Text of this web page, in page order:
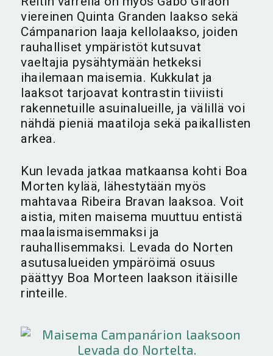
viereinen Quinta Granden laakso sekä
Cámpanarion laaja kellolaakso, joiden
rauhalliset ympäristöt kutsuvat
vaeltajia pysähtymään hetkeksi
ihailemaan maisemia. Kukkulat ja
laaksot tarjoavat kontrastin tiiviisti
rakennetuille asuinalueille, ja välillä voi
nähdä pieniä maatiloja sekä paikallisten
arkea.
Kun levada jatkaa matkaansa kohti Boa
Morten kylää, lähestytään myös
mahtavaa Ribeira Bravan laaksoa. Voit
aistia, miten maisema muuttuu entistä
maalaismaisemmaksi ja
rauhallisemmaksi. Levada do Norten
asutusalueiden ympäröimä osuus
päättyy Boa Morteen laakson itäisille
rinteille.